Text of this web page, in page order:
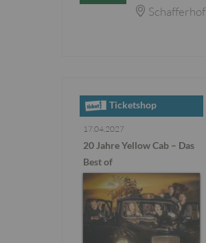
Schafferhof
Ticketshop
17.04.2027
20 Jahre Yellow Cab – Das
Best of